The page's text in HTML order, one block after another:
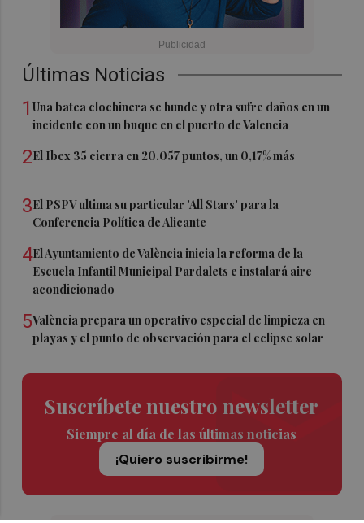
Últimas Noticias
1Una batea clochinera se hunde y otra sufre daños en un
incidente con un buque en el puerto de Valencia
2El Ibex 35 cierra en 20.057 puntos, un 0,17% más
3El PSPV ultima su particular 'All Stars' para la
Conferencia Política de Alicante
4El Ayuntamiento de València inicia la reforma de la
Escuela Infantil Municipal Pardalets e instalará aire
acondicionado
5València prepara un operativo especial de limpieza en
playas y el punto de observación para el eclipse solar
Suscríbete nuestro newsletter
Siempre al día de las últimas noticias
¡Quiero suscribirme!